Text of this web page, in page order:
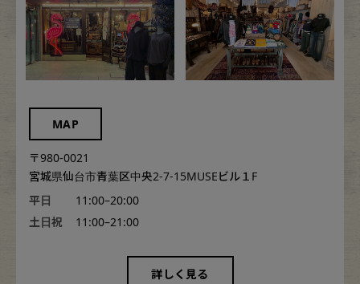
MAP
〒980-0021
宮城県仙台市青葉区中央2-7-15MUSEビル１F
平日
11:00–20:00
土日祝
11:00–21:00
詳しく見る